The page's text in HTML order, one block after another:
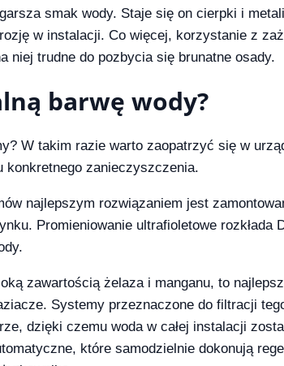
smak wody. Staje się on cierpki i
w instalacji. Co więcej, korzystanie z
niej trudne do pozbycia się brunatne osady.
barwę wody?
W takim razie warto zaopatrzyć się w
konkretnego zanieczyszczenia.
najlepszym rozwiązaniem jest
Promieniowanie ultrafioletowe rozkłada
zawartością żelaza i manganu, to
Systemy przeznaczone do filtracji
dzięki czemu woda w całej instalacji
które samodzielnie dokonują